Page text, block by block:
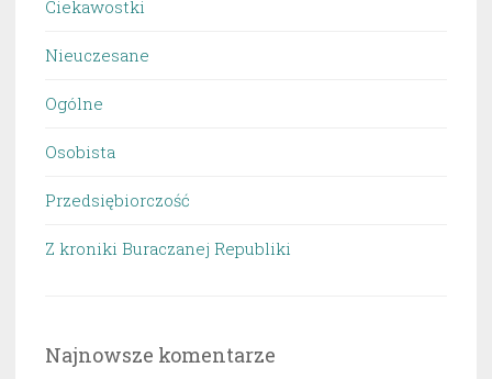
Ciekawostki
Nieuczesane
Ogólne
Osobista
Przedsiębiorczość
Z kroniki Buraczanej Republiki
Najnowsze komentarze